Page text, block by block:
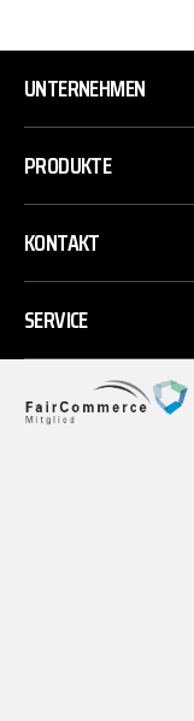
UNTERNEHMEN
PRODUKTE
KONTAKT
SERVICE